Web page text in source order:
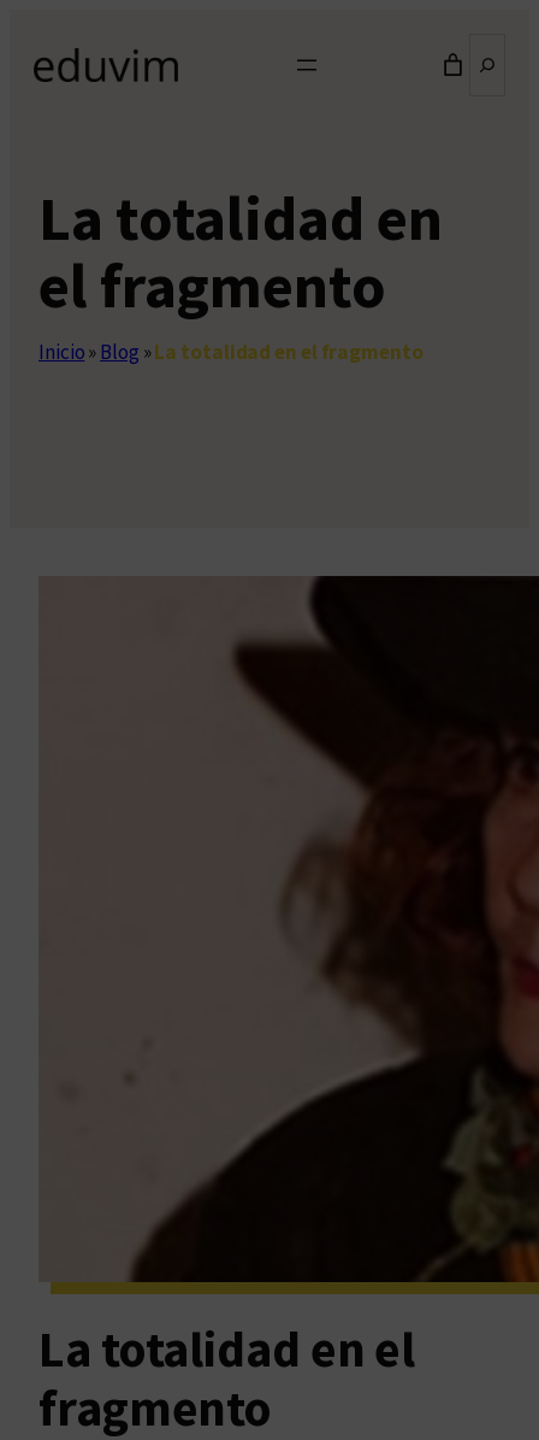
contenido
La totalidad en
el fragmento
Inicio» Blog »La totalidad en el fragmento
La totalidad en el
fragmento